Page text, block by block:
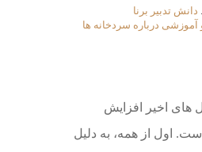
دانش تدبیر برنا
آموزشی درباره سردخانه ها
های اخیر افزایش
اول از همه، به دلیل